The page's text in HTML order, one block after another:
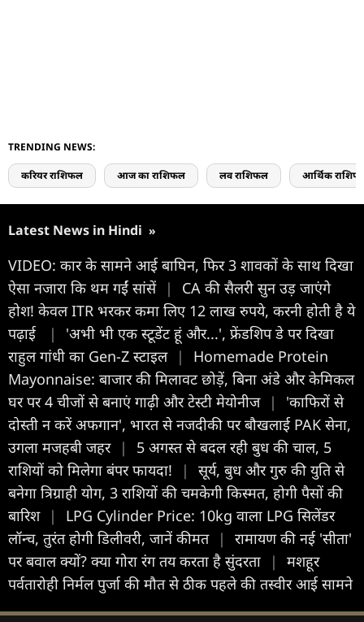
TRENDING NEWS:
करियर राशिफल आज का राशिफल लव राशिफल आर्थिक
Latest News in Hindi »
VIDEO: कार के सामने आई बाघिन, फिर 3 शावकों के साथ दिखा
ऐसा नजारा कि थम गईं सांसें |
CA की सैलरी सुन उड़ जाएंगे
होश! केवल ITR भरकर कमा लिए 12 लाख रुपये, करनी होती है ये
पढ़ाई
|
'अभी भी एक स्टूडेंट हूं और...', फ्रेंडशिप डे पर दिखा
राहुल गांधी का Gen-Z स्टाइल |
Homemade Protein
Mayonnaise: बाजार की मिलावट छोड़ें, बिना अंडे और केमिकल
घर पर 4 चीजों से बनाएं गाढ़ी और टेस्टी मेयोनीज |
'काफिरों से
दोस्ती न करें अफगान', भारत से नजदीकी पर बौखलाई PAK सेना,
उगला मजहबी जहर |
5 अगस्त से बदल रही बुध की चाल, 5
राशियों को मिलेगा बंपर फायदा!
|
सूर्य, बुध और गुरु की युति से
बनेगा त्रिग्राही योग, 3 राशियों की चमकेगी किस्मत, होगी पैसों की
बारिश |
LPG Cylinder Price: 10kg वाला LPG सिलेंडर
लॉन्‍च, तुरंत होगी डिलीवरी, जानें कीमत |
रामायण की नई 'सीता'
पर बवाल क्यों? क्या गोरा रंग तय करता है सुंदरता
|
मशहूर
पर्वतारोही निर्मल पुर्जा की मौत से ठीक पहले की तस्वीर आई सामने